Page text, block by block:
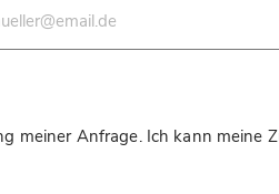
meiner Anfrage. Ich kann meine